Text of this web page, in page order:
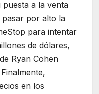
a la venta
pasar por alto la
para intentar
de dólares,
Ryan Cohen
en los